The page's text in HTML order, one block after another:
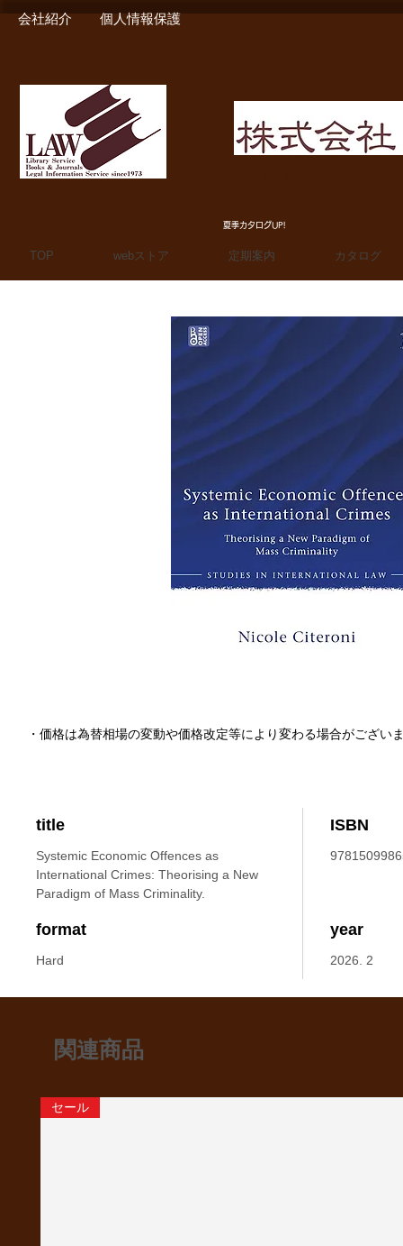
会社紹介 個人情報保護
夏季カタログUP!
TOP webストア 定期案内 カタログ
title
Systemic Economic Offences as
International Crimes: Theorising a New
Paradigm of Mass Criminality.
ISBN
format
Hard
year
2026. 2
・価格は為替相場の変動や価格改定等により変わる場合がござい
関連商品
セール